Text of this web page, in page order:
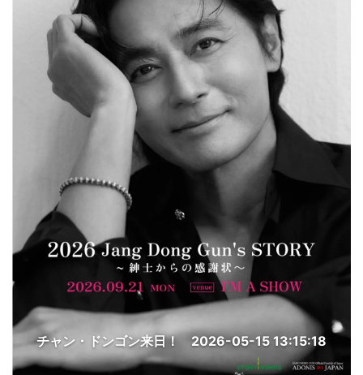
チャン・ドンゴン来日！ 2026-05-15 13:15:18